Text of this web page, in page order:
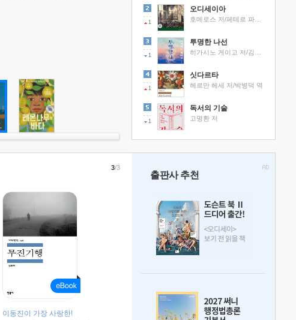
1
오디세이아
1
투명한 나선
1
싯다르타
헤르만 헤세 저/박병덕 역
1
독서의 기술
고명환 저
이동진이 가장 사랑한!
3/3
출판사 추천